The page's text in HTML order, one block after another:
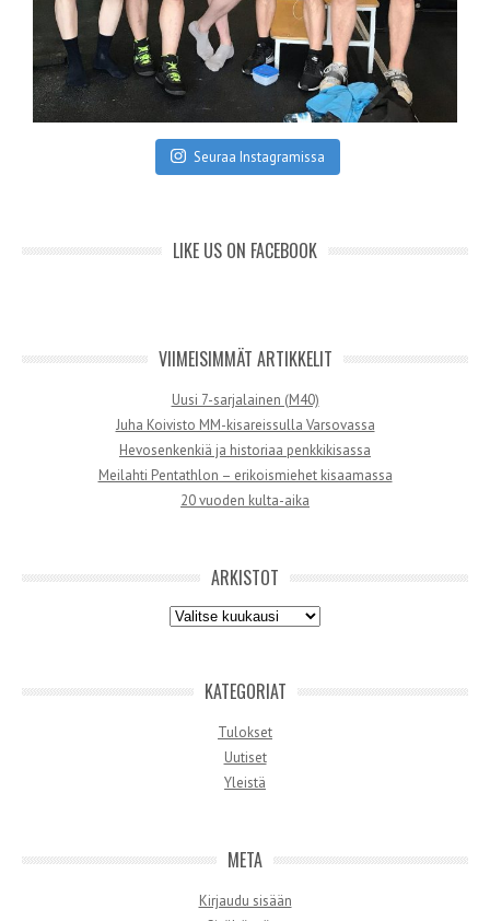
Seuraa Instagramissa
LIKE US ON FACEBOOK
VIIMEISIMMÄT ARTIKKELIT
Uusi 7-sarjalainen (M40)
Juha Koivisto MM-kisareissulla Varsovassa
Hevosenkenkiä ja historiaa penkkikisassa
Meilahti Pentathlon – erikoismiehet kisaamassa
20 vuoden kulta-aika
ARKISTOT
Arkistot
KATEGORIAT
Tulokset
Uutiset
Yleistä
META
Kirjaudu sisään